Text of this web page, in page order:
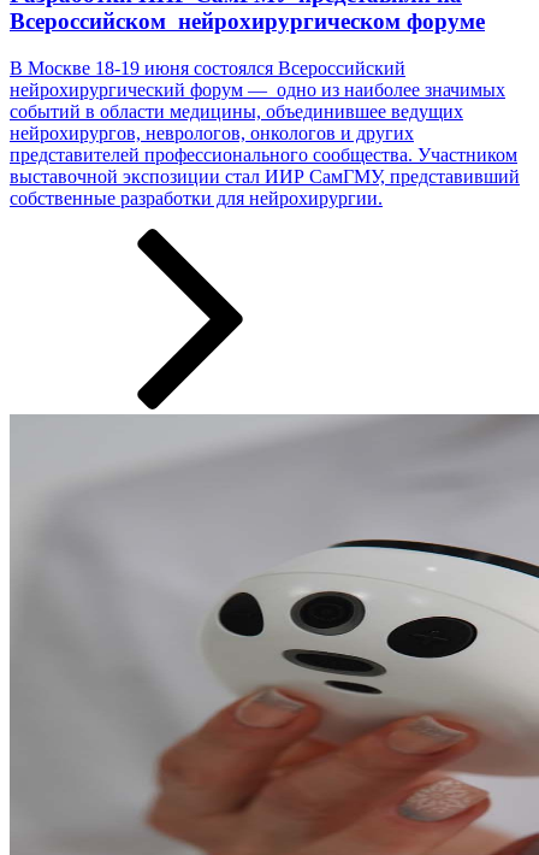
Всероссийском нейрохирургическом форуме
В Москве 18-19 июня состоялся Всероссийский
нейрохирургический форум — одно из наиболее значимых
событий в области медицины, объединившее ведущих
нейрохирургов, неврологов, онкологов и других
представителей профессионального сообщества. Участником
выставочной экспозиции стал ИИР СамГМУ, представивший
собственные разработки ­­­для нейрохирургии.